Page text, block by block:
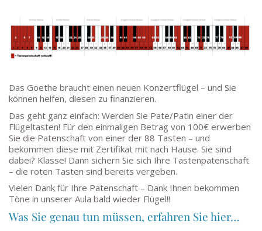
Das Goethe braucht einen neuen Konzertflügel – und Sie
können helfen, diesen zu finanzieren.
Das geht ganz einfach: Werden Sie Pate/Patin einer der
Flügeltasten! Für den einmaligen Betrag von 100€ erwerben
Sie die Patenschaft von einer der 88 Tasten – und
bekommen diese mit Zertifikat mit nach Hause. Sie sind
dabei? Klasse! Dann sichern Sie sich Ihre Tastenpatenschaft
– die roten Tasten sind bereits vergeben.
Vielen Dank für Ihre Patenschaft – Dank Ihnen bekommen
Töne in unserer Aula bald wieder Flügel!!
Was Sie genau tun müssen, erfahren Sie hier…